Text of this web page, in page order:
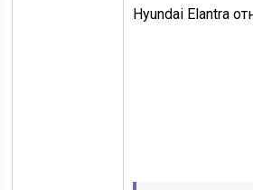
Hyundai Elantra